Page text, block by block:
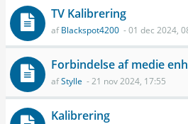
TV Kalibrering
afBlackspot4200 - 01 dec 2024,
Forbindelse af medie
afStylle - 21 nov 2024, 17:55
Kalibrering